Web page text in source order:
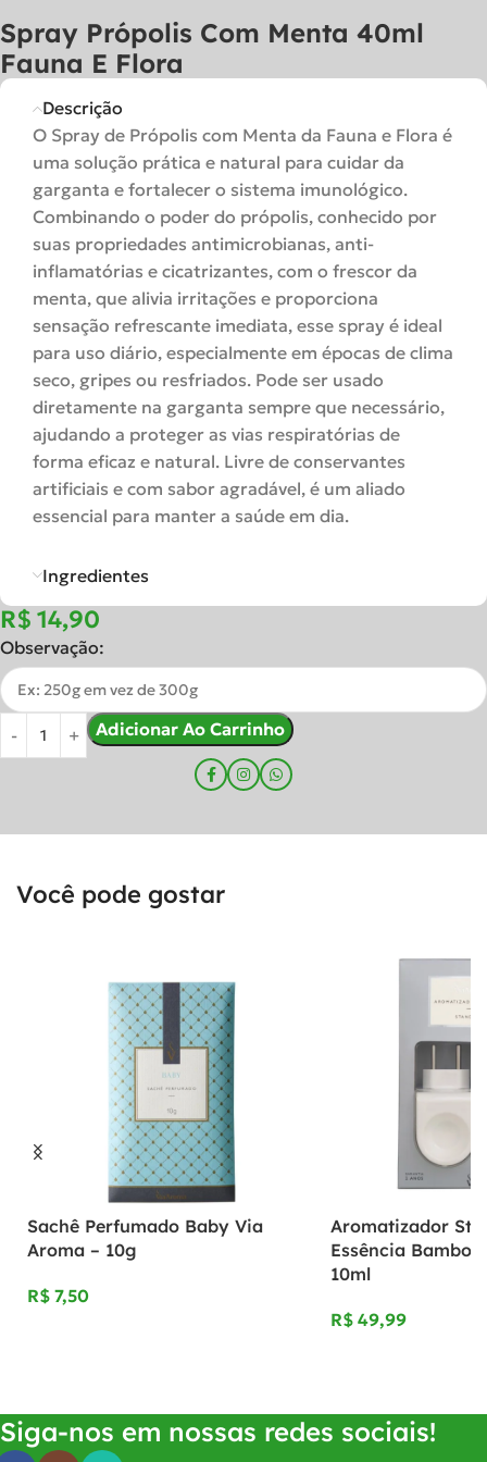
Spray Própolis Com Menta 40ml
Fauna E Flora
Descrição
O Spray de Própolis com Menta da Fauna e Flora é
uma solução prática e natural para cuidar da
garganta e fortalecer o sistema imunológico.
Combinando o poder do própolis, conhecido por
suas propriedades antimicrobianas, anti-
inflamatórias e cicatrizantes, com o frescor da
menta, que alivia irritações e proporciona
sensação refrescante imediata, esse spray é ideal
para uso diário, especialmente em épocas de clima
seco, gripes ou resfriados. Pode ser usado
diretamente na garganta sempre que necessário,
ajudando a proteger as vias respiratórias de
forma eficaz e natural. Livre de conservantes
artificiais e com sabor agradável, é um aliado
essencial para manter a saúde em dia.
Ingredientes
R$
Observação:
Adicionar Ao Carrinho
Você pode gostar
Sachê Perfumado Baby Via
Aroma – 10g
R$
Aromatizador
Essência
10ml
R$
Siga-nos em nossas redes sociais!